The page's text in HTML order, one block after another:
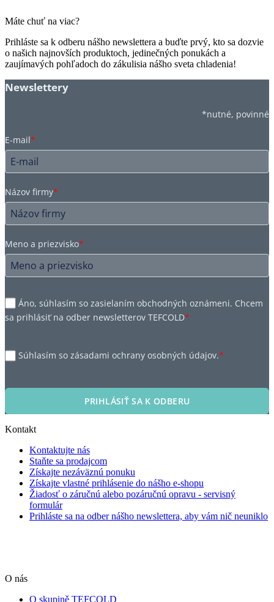
Máte chuť na viac?
Prihláste sa k odberu nášho newslettera a buďte prvý, kto sa dozvie
o našich najnovších produktoch, jedinečných ponukách a
zaujímavých pohľadoch do zákulisia nášho sveta chladenia!
Newslettery
*nutné, povinné
E-mail*
Názov firmy*
Meno a priezvisko*
Áno, súhlasím so zasielaním obchodných oznámeni. Chcem
sa prihlásiť na odber newsletterov TEFCOLD*
Súhlasím so zásadami ochrany osobných údajov.*
PRIHLÁSIŤ SA K ODBERU
Kontakt
Kontaktujte nás
Staňte sa prodajcom
Získajte nezáväznú ponuku
Získajte vlastné prihlásenie do nášho e-shopu
Žiadosť o záručnú alebo pozáručnú opravu - servisný
formulár
Prihláste sa na odber nášho newslettera, aby vám nič neuniklo
O nás
O skupině TEFCOLD